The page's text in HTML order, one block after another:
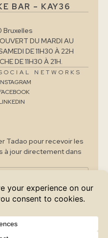
BAR – KAY36
Bruxelles
DU MARDI AU
DE 11H30 À 22H
DE 11H30 À 21H.
NETWORKS
Tadao pour recevoir les
à jour directement dans
données personnelles